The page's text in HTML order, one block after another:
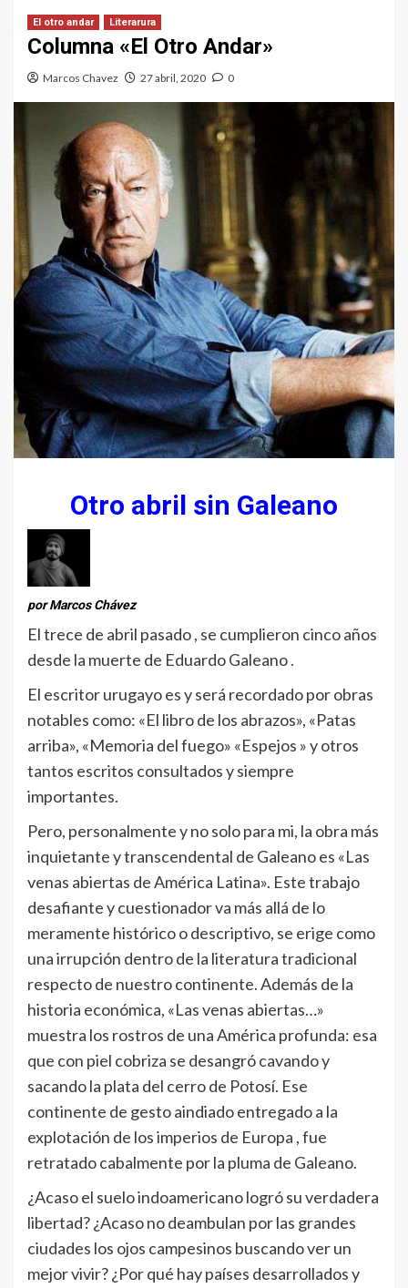
El otro andar Literarura
Columna «El Otro Andar»
Marcos Chavez 27 abril, 2020 0
Otro abril sin Galeano
por Marcos Chávez
El trece de abril pasado , se cumplieron cinco años
desde la muerte de Eduardo Galeano .
El escritor urugayo es y será recordado por obras
notables como: «El libro de los abrazos», «Patas
arriba», «Memoria del fuego» «Espejos » y otros
tantos escritos consultados y siempre
importantes.
Pero, personalmente y no solo para mi, la obra más
inquietante y transcendental de Galeano es «Las
venas abiertas de América Latina». Este trabajo
desafiante y cuestionador va más allá de lo
meramente histórico o descriptivo, se erige como
una irrupción dentro de la literatura tradicional
respecto de nuestro continente. Además de la
historia económica, «Las venas abiertas…»
muestra los rostros de una América profunda: esa
que con piel cobriza se desangró cavando y
sacando la plata del cerro de Potosí. Ese
continente de gesto aindiado entregado a la
explotación de los imperios de Europa , fue
retratado cabalmente por la pluma de Galeano.
¿Acaso el suelo indoamericano logró su verdadera
libertad? ¿Acaso no deambulan por las grandes
ciudades los ojos campesinos buscando ver un
mejor vivir? ¿Por qué hay países desarrollados y